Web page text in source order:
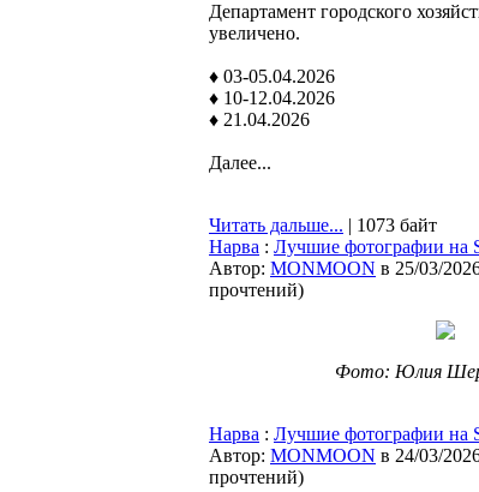
Департамент городского
увеличено.
♦ 03-05.04.2026
♦ 10-12.04.2026
♦ 21.04.2026
Далее...
Читать дальше... | 1073 байт
Нарва : Лучшие фотографии на
Автор: MONMOON в 25/03/
прочтений)
Фото: Юлия
Нарва : Лучшие фотографии на
Автор: MONMOON в 24/03/
прочтений)